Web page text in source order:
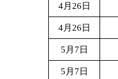
4月26日
4月26日
5月7日
5月7日